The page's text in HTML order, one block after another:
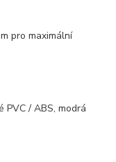
pro maximální
PVC / ABS, modrá